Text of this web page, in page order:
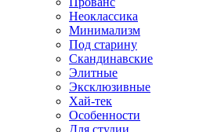
Неоклассика
Минимализм
Под старину
Скандинавские
Элитные
Эксклюзивные
Хай-тек
Особенности
Для студии